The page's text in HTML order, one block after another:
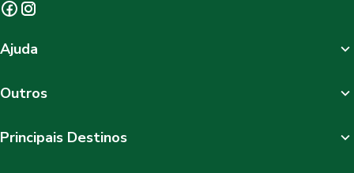
Ajuda
Outros
Principais Destinos